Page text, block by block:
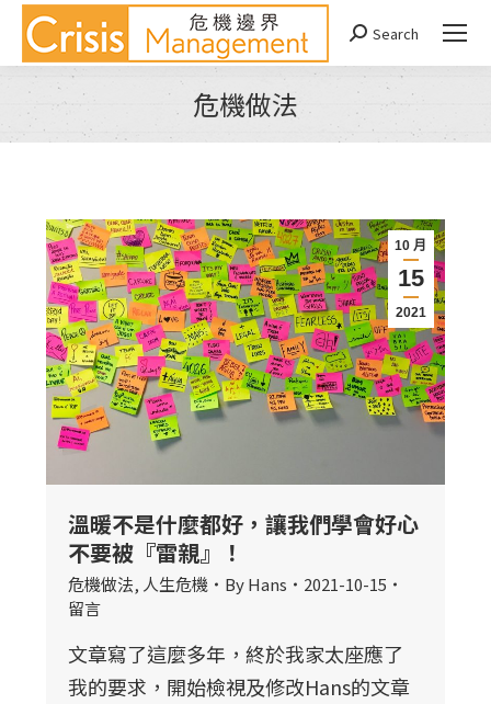
Search:
Search
危機做法
You are here:
10 月
15
2021
溫暖不是什麼都好，讓我們學會好心
不要被『雷親』！
危機做法, 人生危機 ByHans
2021-10-15
留言
文章寫了這麼多年，終於我家太座應了
我的要求，開始檢視及修改Hans的文章